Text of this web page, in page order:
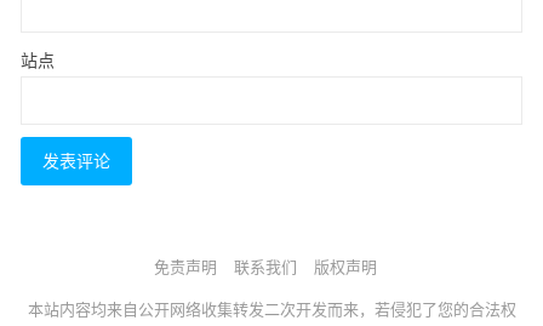
站点
免责声明 联系我们 版权声明
本站内容均来自公开网络收集转发二次开发而来，若侵犯了您的合法权